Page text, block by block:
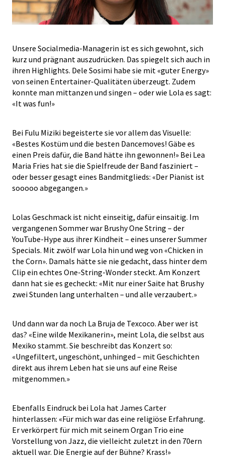
Unsere Socialmedia-Managerin ist es sich gewohnt, sich
kurz und prägnant auszudrücken. Das spiegelt sich auch in
ihren Highlights. Dele Sosimi habe sie mit «guter Energy»
von seinen Entertainer-Qualitäten überzeugt. Zudem
konnte man mittanzen und singen – oder wie Lola es sagt:
«It was fun!»
Bei Fulu Miziki begeisterte sie vor allem das Visuelle:
«Bestes Kostüm und die besten Dancemoves! Gäbe es
einen Preis dafür, die Band hätte ihn gewonnen!» Bei Lea
Maria Fries hat sie die Spielfreude der Band fasziniert –
oder besser gesagt eines Bandmitglieds: «Der Pianist ist
sooooo abgegangen.»
Lolas Geschmack ist nicht einseitig, dafür einsaitig. Im
vergangenen Sommer war Brushy One String – der
YouTube-Hype aus ihrer Kindheit – eines unserer Summer
Specials. Mit zwölf war Lola hin und weg von «Chicken in
the Corn». Damals hätte sie nie gedacht, dass hinter dem
Clip ein echtes One-String-Wonder steckt. Am Konzert
dann hat sie es gecheckt: «Mit nur einer Saite hat Brushy
zwei Stunden lang unterhalten – und alle verzaubert.»
Und dann war da noch La Bruja de Texcoco. Aber wer ist
das? «Eine wilde Mexikanerin», meint Lola, die selbst aus
Mexiko stammt. Sie beschreibt das Konzert so:
«Ungefiltert, ungeschönt, unhinged – mit Geschichten
direkt aus ihrem Leben hat sie uns auf eine Reise
mitgenommen.»
Ebenfalls Eindruck bei Lola hat James Carter
hinterlassen: «Für mich war das eine religiöse Erfahrung.
Er verkörpert für mich mit seinem Organ Trio eine
Vorstellung von Jazz, die vielleicht zuletzt in den 70ern
aktuell war. Die Energie auf der Bühne? Krass!»